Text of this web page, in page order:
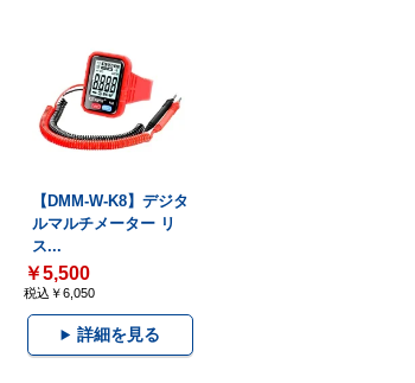
【DMM-W-K8】デジタ
ルマルチメーター リ
ス...
￥5,500
税込￥6,050
詳細を見る